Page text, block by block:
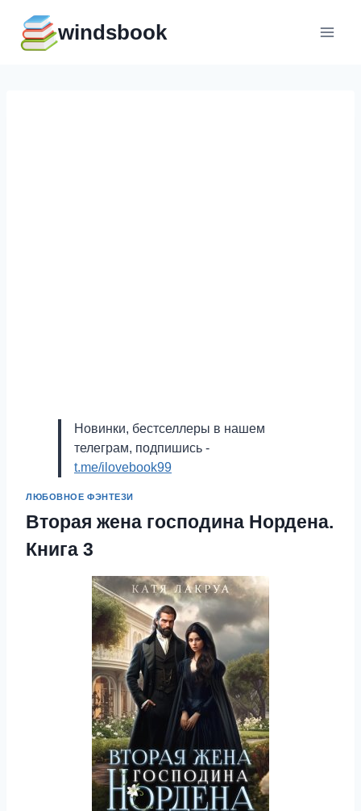
содержимому
windsbook
Новинки, бестселлеры в нашем
телеграм, подпишись -
t.me/ilovebook99
ЛЮБОВНОЕ ФЭНТЕЗИ
Вторая жена господина Нордена.
Книга 3